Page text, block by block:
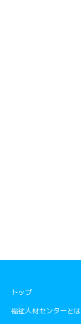
トップ
福祉人材センターとは